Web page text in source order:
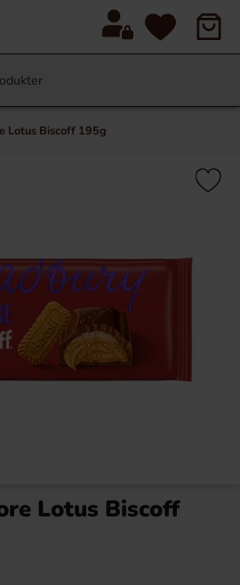
Lotus Biscoff 195g
Lotus Biscoff